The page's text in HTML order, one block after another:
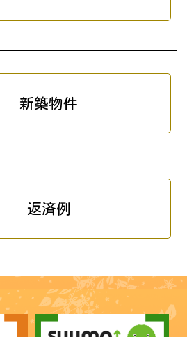
新築物件
返済例